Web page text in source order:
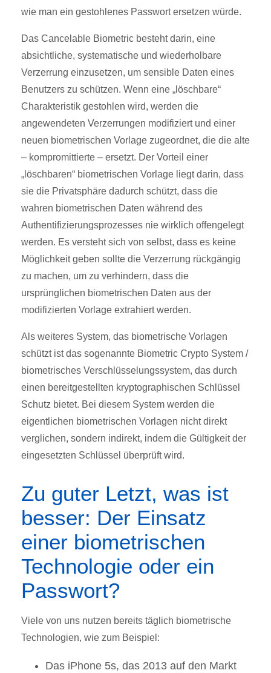
wie man ein gestohlenes Passwort ersetzen würde.
Das Cancelable Biometric besteht darin, eine
absichtliche, systematische und wiederholbare
Verzerrung einzusetzen, um sensible Daten eines
Benutzers zu schützen. Wenn eine „löschbare“
Charakteristik gestohlen wird, werden die
angewendeten Verzerrungen modifiziert und einer
neuen biometrischen Vorlage zugeordnet, die die alte
– kompromittierte – ersetzt. Der Vorteil einer
„löschbaren“ biometrischen Vorlage liegt darin, dass
sie die Privatsphäre dadurch schützt, dass die
wahren biometrischen Daten während des
Authentifizierungsprozesses nie wirklich offengelegt
werden. Es versteht sich von selbst, dass es keine
Möglichkeit geben sollte die Verzerrung rückgängig
zu machen, um zu verhindern, dass die
ursprünglichen biometrischen Daten aus der
modifizierten Vorlage extrahiert werden.
Als weiteres System, das biometrische Vorlagen
schützt ist das sogenannte Biometric Crypto System /
biometrisches Verschlüsselungssystem, das durch
einen bereitgestellten kryptographischen Schlüssel
Schutz bietet. Bei diesem System werden die
eigentlichen biometrischen Vorlagen nicht direkt
verglichen, sondern indirekt, indem die Gültigkeit der
eingesetzten Schlüssel überprüft wird.
Zu guter Letzt, was ist
besser: Der Einsatz
einer biometrischen
Technologie oder ein
Passwort?
Viele von uns nutzen bereits täglich biometrische
Technologien, wie zum Beispiel:
Das iPhone 5s, das 2013 auf den Markt